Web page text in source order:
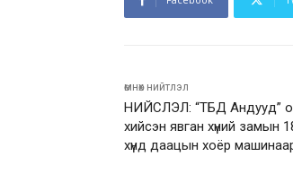
өмнөх нийтлэл
НИЙСЛЭЛ: “ТБД Андууд”
хийсэн явган хүний замын
хүнд даацын хоёр